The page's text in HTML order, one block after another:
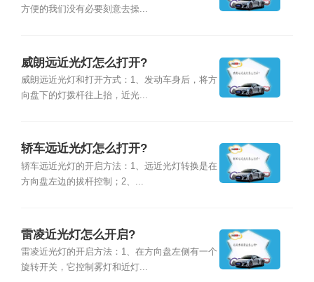
方便的我们没有必要刻意去操...
威朗远近光灯怎么打开?
威朗远近光灯和打开方式：1、发动车身后，将方
向盘下的灯拨杆往上抬，近光...
轿车远近光灯怎么打开?
轿车远近光灯的开启方法：1、远近光灯转换是在
方向盘左边的拔杆控制；2、...
雷凌近光灯怎么开启?
雷凌近光灯的开启方法：1、在方向盘左侧有一个
旋转开关，它控制雾灯和近灯...